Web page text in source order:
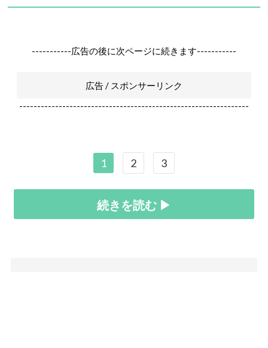
-----------広告の後に次ページに続きます-----------
広告 / スポンサーリンク
----------------------------------------------------------------
1 2 3
続きを読む ▶